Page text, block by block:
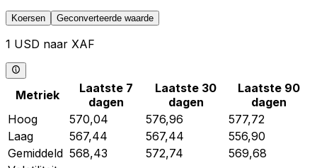
Koersen Geconverteerde waarde
1 USD naar XAF
Metriek
Laatste 7
dagen
Laatste 30
dagen
Laatste 90
dagen
Hoog
570,04 576,96
577,72
Laag
567,44 567,44
556,90
Gemiddeld 568,43 572,74
569,68